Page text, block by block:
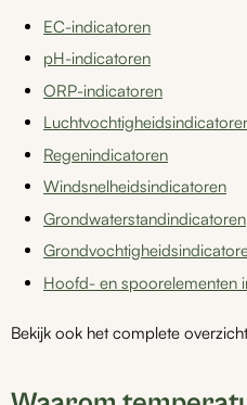
EC-indicatoren
pH-indicatoren
ORP-indicatoren
Regenindicatoren
Windsnelheidsindicatoren
Grondwaterstandindicatoren
Hoofd- en spoorelementen
Bekijk ook het complete